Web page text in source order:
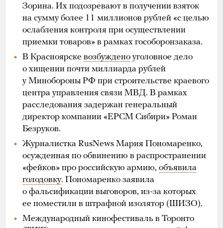
Зорина. Их подозревают в получении взяток
на сумму более 11 миллионов рублей «с целью
ослабления контроля при осуществлении
приемки товаров» в рамках гособоронзаказа.
В Красноярске возбуждено уголовное дело
о хищении почти миллиарда рублей
у Минобороны РФ при строительстве краевого
центра управления связи МВД. В рамках
расследования задержан генеральный
директор компании «ЕРСМ Сибири» Роман
Безруков.
Журналистка RusNews Мария Пономаренко,
осужденная по обвинению в распространении
«фейков» про российскую армию, объявила
голодовку. Пономаренко заявила
о фальсификации выговоров, из-за которых
ее поместили в штрафной изолятор (ШИЗО).
Международный кинофестиваль в Торонто